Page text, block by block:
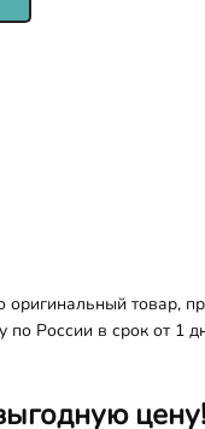
товар,
России в срок от 1
цену!